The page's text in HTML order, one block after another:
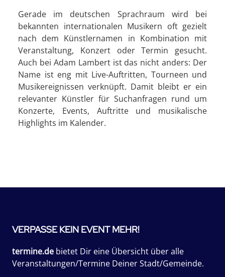
Gerade im deutschen Sprachraum wird bei
bekannten internationalen Musikern oft gezielt
nach dem Künstlernamen in Kombination mit
Veranstaltung, Konzert oder Termin gesucht.
Auch bei Adam Lambert ist das nicht anders: Der
Name ist eng mit Live-Auftritten, Tourneen und
Musikereignissen verknüpft. Damit bleibt er ein
relevanter Künstler für Suchanfragen rund um
Konzerte, Events, Auftritte und musikalische
Highlights im Kalender.
VERPASSE KEIN EVENT MEHR!
termine.de bietet Dir eine Übersicht über alle
Veranstaltungen/Termine Deiner Stadt/Gemeinde.